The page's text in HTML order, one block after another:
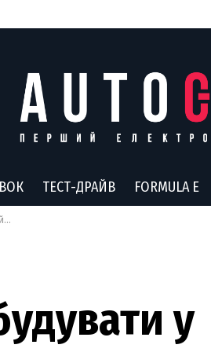
ТЕСТ-ДРАЙВ FORMULA E
у